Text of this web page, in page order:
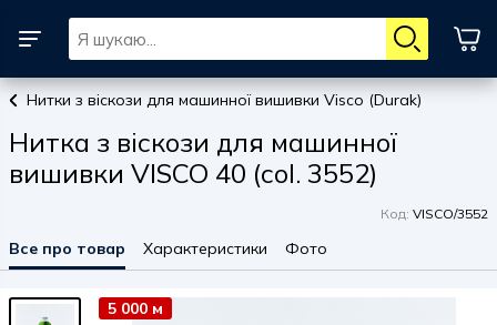
Нитки з віскози для машинної вишивки Visco (Durak)
Нитка з віскози для машинної
вишивки VISCO 40 (col. 3552)
Код: VISCO/3552
Все про товар Характеристики Фото
5 000 м
5 000 м
5 000 м
5 000 м